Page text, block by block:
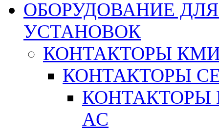
ОБОРУДОВАНИЕ
УСТАНОВОК
КОНТАКТОРЫ
КОНТАКТОРЫ
КОНТАКТОРЫ
AC